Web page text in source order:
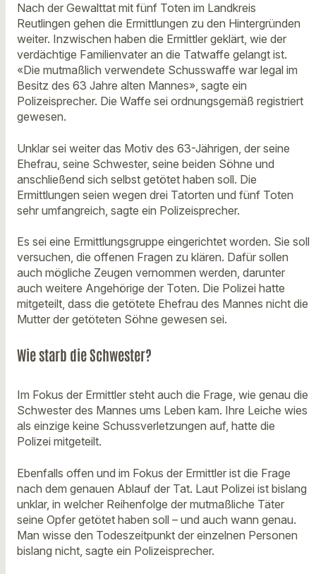
Nach der Gewalttat mit fünf Toten im Landkreis
Reutlingen gehen die Ermittlungen zu den Hintergründen
weiter. Inzwischen haben die Ermittler geklärt, wie der
verdächtige Familienvater an die Tatwaffe gelangt ist.
«Die mutmaßlich verwendete Schusswaffe war legal im
Besitz des 63 Jahre alten Mannes», sagte ein
Polizeisprecher. Die Waffe sei ordnungsgemäß registriert
gewesen.
Unklar sei weiter das Motiv des 63-Jährigen, der seine
Ehefrau, seine Schwester, seine beiden Söhne und
anschließend sich selbst getötet haben soll. Die
Ermittlungen seien wegen drei Tatorten und fünf Toten
sehr umfangreich, sagte ein Polizeisprecher.
Es sei eine Ermittlungsgruppe eingerichtet worden. Sie soll
versuchen, die offenen Fragen zu klären. Dafür sollen
auch mögliche Zeugen vernommen werden, darunter
auch weitere Angehörige der Toten. Die Polizei hatte
mitgeteilt, dass die getötete Ehefrau des Mannes nicht die
Mutter der getöteten Söhne gewesen sei.
Wie starb die Schwester?
Im Fokus der Ermittler steht auch die Frage, wie genau die
Schwester des Mannes ums Leben kam. Ihre Leiche wies
als einzige keine Schussverletzungen auf, hatte die
Polizei mitgeteilt.
Ebenfalls offen und im Fokus der Ermittler ist die Frage
nach dem genauen Ablauf der Tat. Laut Polizei ist bislang
unklar, in welcher Reihenfolge der mutmaßliche Täter
seine Opfer getötet haben soll – und auch wann genau.
Man wisse den Todeszeitpunkt der einzelnen Personen
bislang nicht, sagte ein Polizeisprecher.